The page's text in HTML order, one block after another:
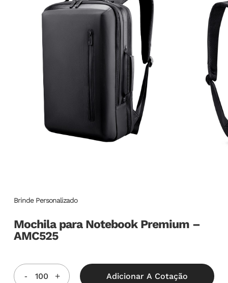
Brinde Personalizado
Mochila para Notebook Premium –
AMC525
Adicionar A Cotação